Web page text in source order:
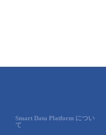
Smart Data Platform につい
て